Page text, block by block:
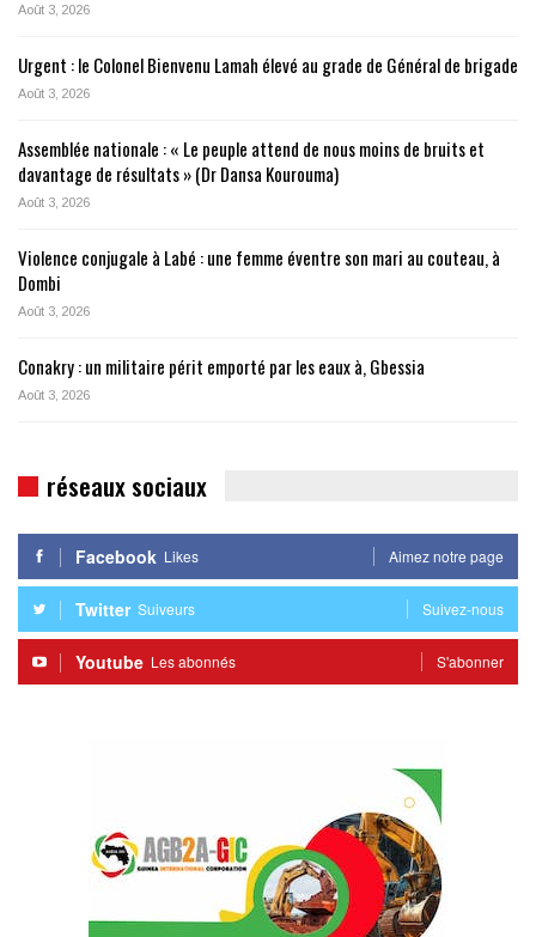
Août 3, 2026
Urgent : le Colonel Bienvenu Lamah élevé au grade de Général de brigade
Août 3, 2026
Assemblée nationale : « Le peuple attend de nous moins de bruits et
davantage de résultats » (Dr Dansa Kourouma)
Août 3, 2026
Violence conjugale à Labé : une femme éventre son mari au couteau, à
Dombi
Août 3, 2026
Conakry : un militaire périt emporté par les eaux à, Gbessia
Août 3, 2026
réseaux sociaux
Facebook Likes Aimez notre page
Twitter Suiveurs Suivez-nous
Youtube Les abonnés S'abonner